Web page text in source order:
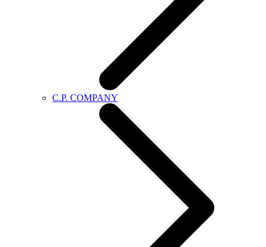
C.P. COMPANY